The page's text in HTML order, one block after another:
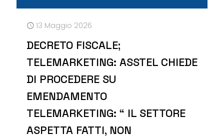
13 Maggio 2026
DECRETO FISCALE;
TELEMARKETING: ASSTEL CHIEDE
DI PROCEDERE SU
EMENDAMENTO
TELEMARKETING: “ IL SETTORE
ASPETTA FATTI, NON